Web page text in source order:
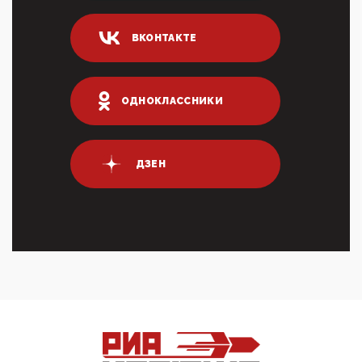
ИНН для переводов по СБП это первый шаг из
логических двухЗаполнение ИНН при любых
переводах по ...
03:35, 10 Апреля 2026
Суммарное вознаграждение менеджменту в 15
крупных банках по итогам 2025 года превысило 63
млрд руб. ...
03:01, 10 Апреля 2026
Террорист и убийца Буданов вальяжно сообщил,
что союзники просили Киев не наносить удары по
энергети...
Госуслугах уме...
12:01, 10 Апреля 2026
ВКОНТАКТЕ
ОДНОКЛАССНИКИ
ДЗЕН